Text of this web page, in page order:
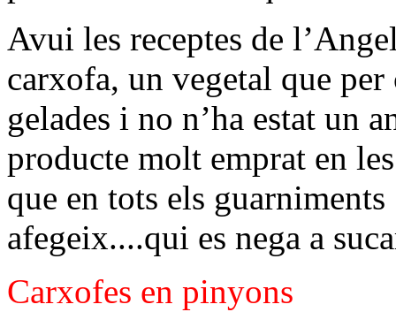
Avui les receptes de
carxofa, un vegetal que
gelades i no n’ha estat un
producte molt emprat en
que en tots els guarniments
afegeix....qui es nega a
Carxofes en pinyons